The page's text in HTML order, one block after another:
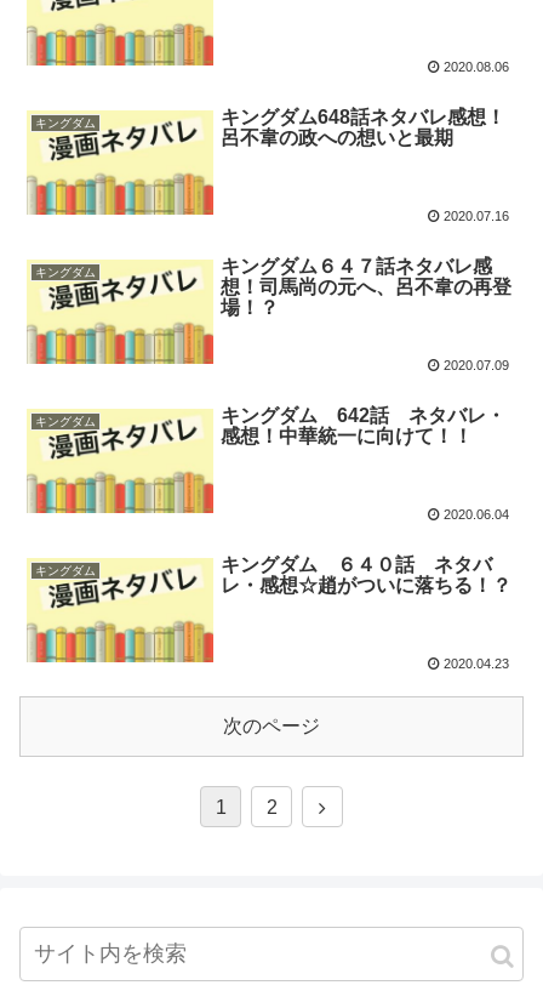
2020.08.06
キングダム
キングダム648話ネタバレ感想！
呂不韋の政への想いと最期
2020.07.16
キングダム
キングダム６４７話ネタバレ感
想！司馬尚の元へ、呂不韋の再登
場！？
2020.07.09
キングダム
キングダム 642話 ネタバレ・
感想！中華統一に向けて！！
2020.06.04
キングダム
キングダム ６４０話 ネタバ
レ・感想☆趙がついに落ちる！？
2020.04.23
次のページ
1 2